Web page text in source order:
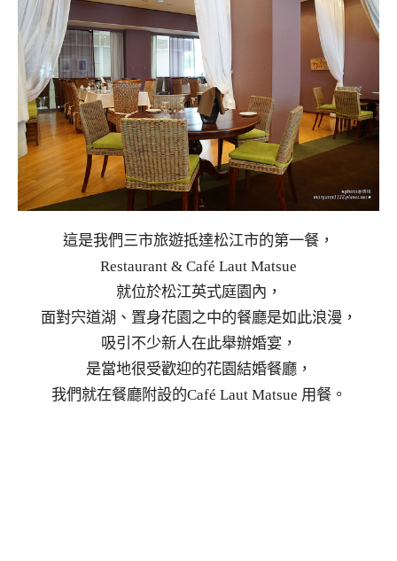
這是我們三市旅遊抵達松江市的第一餐，
Restaurant & Café Laut Matsue
就位於松江英式庭園內，
面對宍道湖、置身花園之中的餐廳是如此浪漫，
吸引不少新人在此舉辦婚宴，
是當地很受歡迎的花園結婚餐廳，
我們就在餐廳附設的Café Laut Matsue 用餐。